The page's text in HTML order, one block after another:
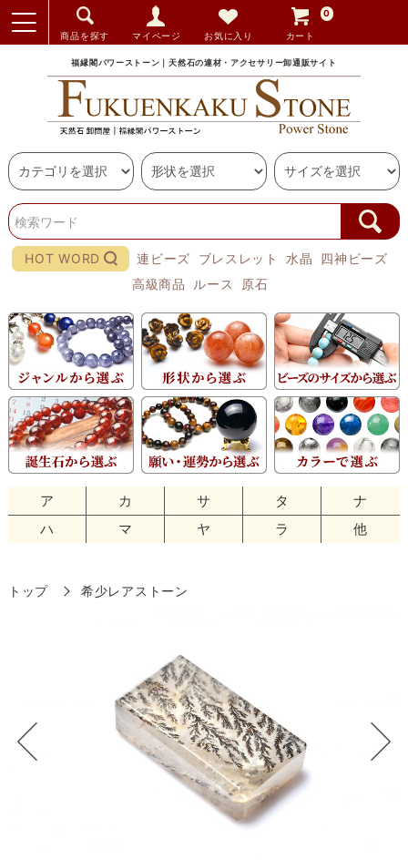
商品を探す マイページ お気に入り カート
0
福縁閣パワーストーン｜天然石の連材・アクセサリー卸通販サイト
HOT WORD 連ビーズ ブレスレット 水晶
四神ビーズ
高級商品
ルース 原石
ア カ サ タ
ナ
ハ
マ ヤ ラ 他
トップ 希少レアストーン